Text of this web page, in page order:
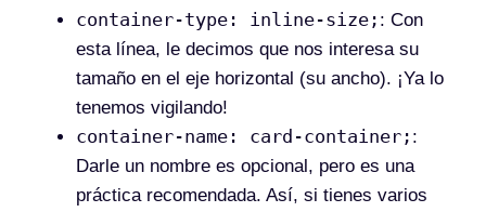
container-type: inline-size; : Con
esta línea, le decimos que nos interesa su
tamaño en el eje horizontal (su ancho). ¡Ya lo
tenemos vigilando!
container-name: card-container; :
Darle un nombre es opcional, pero es una
práctica recomendada. Así, si tienes varios